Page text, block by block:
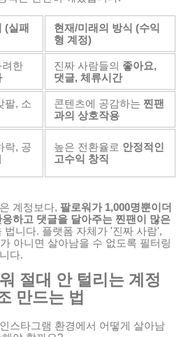
(실패
현재/미래의 방식 (수익
형 계정)
려한
진짜 사람들의 좋아요,
댓글, 체류시간
팔, 소
콘텐츠에 공감하는 찐팬
과의 상호작용
락, 공
높은 전환율로 안정적인
고수익 창직
계정보다, 팔로워가 1,000명뿐이더
하고 댓글을 달아주는 찐팬이 많은
법니다. 플랫폼 자체가 '진짜 사람',
아니면 살아남을 수 없도록 필터링
다.
절대 안 털리는 계정
만드는 법
스타그램 환경에서 어떻게 살아남